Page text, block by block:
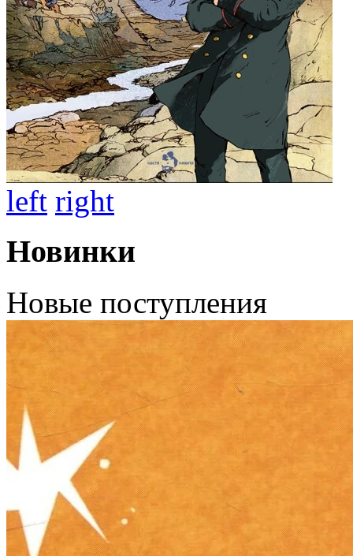
left right
Новинки
Новые поступления